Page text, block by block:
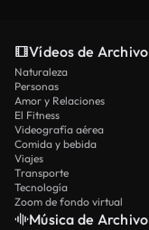
Vídeos de
Naturaleza
Personas
Amor y Relaciones
El Fitness
Videografía aérea
Comida y bebida
Viajes
Transporte
Tecnología
Zoom de fondo virtual
Música de